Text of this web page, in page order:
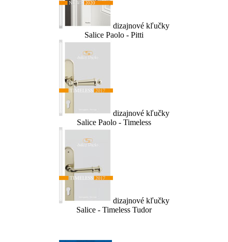
dizajnové kľučky
Salice Paolo - Pitti
dizajnové kľučky
Salice Paolo - Timeless
dizajnové kľučky
Salice - Timeless Tudor